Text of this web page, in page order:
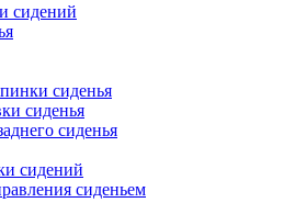
сидений
сиденья
сиденья
сиденья
сидений
сиденьем